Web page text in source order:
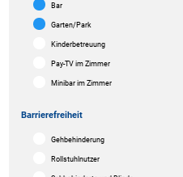
Bar
Garten/Park
Kinderbetreuung
Pay-TV im Zimmer
Minibar im Zimmer
Barrierefreiheit
Gehbehinderung
Rollstuhlnutzer